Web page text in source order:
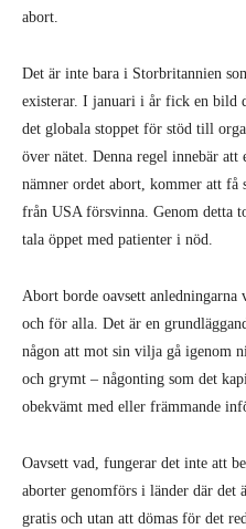
abort.
Det är inte bara i Storbritannien
existerar. I januari i år fick en bild
det globala stoppet för stöd till
över nätet. Denna regel innebär att
nämner ordet abort, kommer att
från USA försvinna. Genom detta
tala öppet med patienter i nöd.
Abort borde oavsett
och för alla. Det är en
någon att mot sin vilja gå igenom
och grymt – någonting som det
obekvämt med eller främmande
Oavsett vad, fungerar det inte att
aborter genomförs i länder där det
gratis och utan att dömas för det